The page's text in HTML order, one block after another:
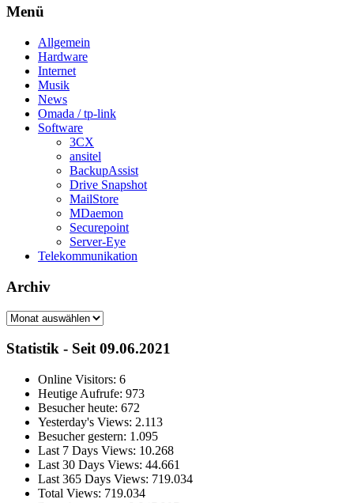
Menü
Allgemein
Hardware
Internet
Musik
News
Omada / tp-link
Software
3CX
ansitel
BackupAssist
Drive Snapshot
MailStore
MDaemon
Securepoint
Server-Eye
Telekommunikation
Archiv
Archiv
Statistik - Seit 09.06.2021
Online Visitors: 6
Heutige Aufrufe: 973
Besucher heute: 672
Yesterday's Views: 2.113
Besucher gestern: 1.095
Last 7 Days Views: 10.268
Last 30 Days Views: 44.661
Last 365 Days Views: 719.034
Total Views: 719.034